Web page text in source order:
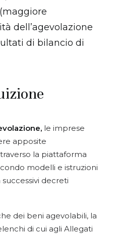
dell’agevolazione
di bilancio di
le imprese
apposite
la piattaforma
modelli e istruzioni
decreti
dei beni agevolabili, la
di cui agli Allegati